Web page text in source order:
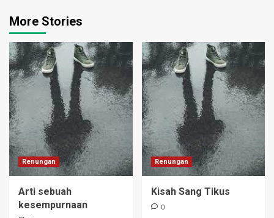
More Stories
Renungan
Arti sebuah
kesempurnaan
Renungan
Kisah Sang Tikus
0